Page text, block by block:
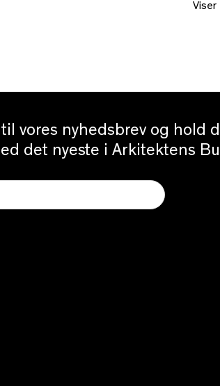
Viser
vores nyhedsbrev og hold
det nyeste i Arkitektens